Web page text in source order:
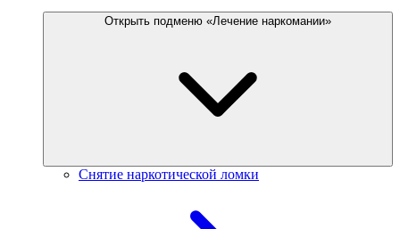
Открыть подменю «Лечение наркомании»
Снятие наркотической ломки